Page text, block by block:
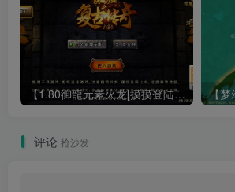
【1.80御龍元素火龙[摸摸登陆器]】战神引擎WIN服务端+GM工具+充值后台+双端+架设教程
评论 抢沙发